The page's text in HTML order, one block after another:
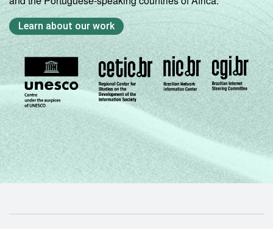
Learn about our work